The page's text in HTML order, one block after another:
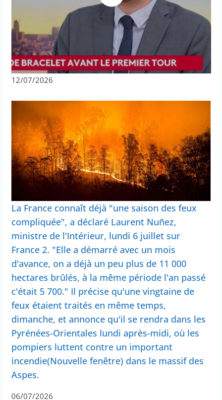
12/07/2026
La France connaît déjà "une saison des feux
compliquée", a déclaré Laurent Nuñez,
ministre de l'Intérieur, lundi 6 juillet sur
France 2. "Elle a démarré avec un mois
d'avance, on a déjà un peu plus de 11 000
hectares brûlés, à la même période l'an passé
c'était 5 700." Il précise qu'une vingtaine de
feux étaient traités en même temps,
dimanche, et annonce qu'il se rendra dans les
Pyrénées-Orientales lundi après-midi, où les
pompiers luttent contre un important
incendie(Nouvelle fenêtre) dans le massif des
Aspes.
06/07/2026